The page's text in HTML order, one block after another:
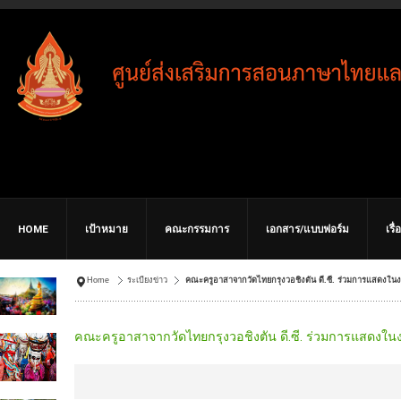
HOME เป้าหมาย คณะกรรมการ เอกสาร/แบบฟอร์ม เรื่
Home ระเบียงข่าว คณะครูอาสาจากวัดไทยกรุงวอชิงตัน ดี.ซี. ร่วมการแสดงใน
คณะครูอาสาจากวัดไทยกรุงวอชิงตัน ดี.ซี. ร่วมการแสดงในง